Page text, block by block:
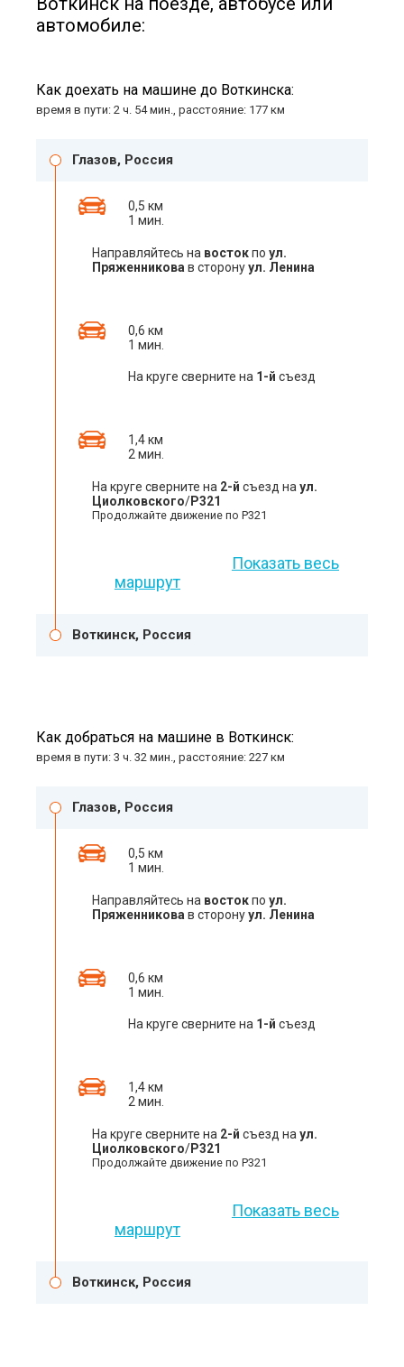
автомобиле:
Как доехать на машине до Воткинска:
время в пути: 2 ч. 54 мин., расстояние: 177 км
Глазов, Россия
0,5 км
1 мин.
Направляйтесь на востокпо ул.
Пряженникова в сторонуул. Ленина
0,6 км
1 мин.
На круге сверните на 1-й съезд
1,4 км
2 мин.
На круге сверните на 2-й съезд на ул.
Циолковского/Р321
Продолжайте движение по Р321
Показать весь
маршрут
Воткинск, Россия
Как добраться на машине в Воткинск:
время в пути: 3 ч. 32 мин., расстояние: 227 км
Глазов, Россия
0,5 км
1 мин.
Направляйтесь на востокпо ул.
Пряженникова в сторонуул. Ленина
0,6 км
1 мин.
На круге сверните на 1-й съезд
1,4 км
2 мин.
На круге сверните на 2-й съезд на ул.
Циолковского/Р321
Продолжайте движение по Р321
Показать весь
маршрут
Воткинск, Россия